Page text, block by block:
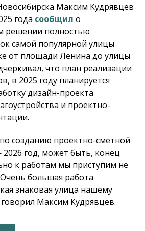
Максим Кудрявцев
года сообщил о
решении полностью
самой популярной улицы
от площади Ленина до улицы
что план реализации
в 2025 году планируется
дизайн-проекта
и проектно-
созданию проектно-сметной
год, может быть, конец
к работам мы приступим не
большая работа
знаковая улица нашему
Максим Кудрявцев.